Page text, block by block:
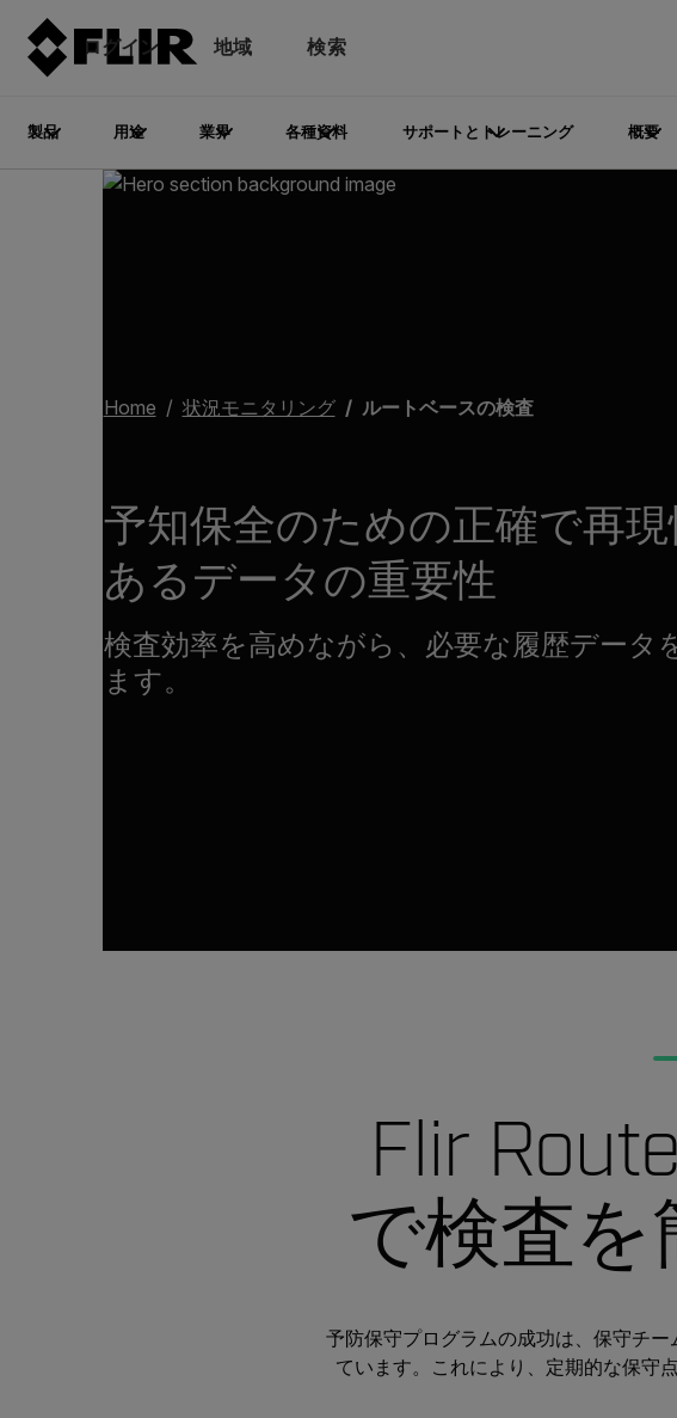
ログイン 地域 検索
製品 用途 業界 各種資料 サポートとトレーニング 概要
Home 状況モニタリング ルートベースの検査
予知保全のための正確で再
あるデータの重要性
検査効率を高めながら、必要な履歴データ
ます。
Flir
で検査
予防保守プログラムの成功は、保守チ
ています。これにより、定期的な保守